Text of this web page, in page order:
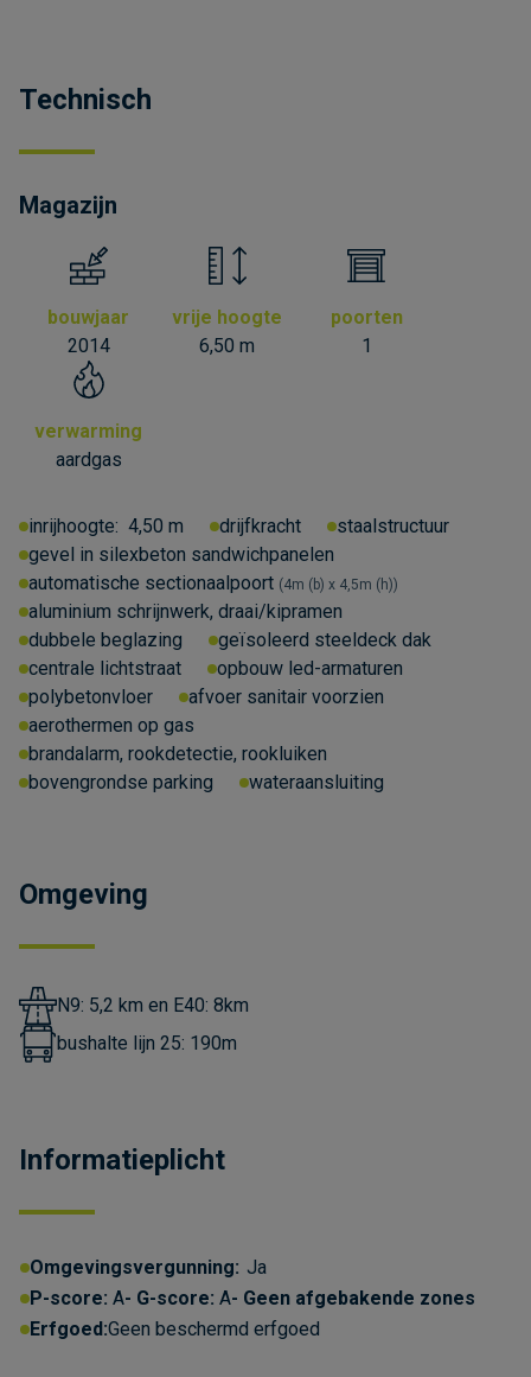
Technisch
Magazijn
bouwjaar
2014
vrije hoogte
6,50 m
poorten
1
verwarming
aardgas
inrijhoogte: 4,50 m drijfkracht
staalstructuur
gevel in silexbeton sandwichpanelen
automatische sectionaalpoort
4m (b) x 4,5m (h)
aluminium schrijnwerk, draai/kipramen
dubbele beglazing
geïsoleerd steeldeck dak
centrale lichtstraat
opbouw led-armaturen
polybetonvloer
afvoer sanitair voorzien
aerothermen op gas
brandalarm, rookdetectie, rookluiken
bovengrondse parking
wateraansluiting
Omgeving
N9: 5,2 km en E40: 8km
bushalte lijn 25: 190m
Informatieplicht
Omgevingsvergunning: Ja
P-score: A G-score: A Geen afgebakende zones
Erfgoed:Geen beschermd erfgoed
Over de cookies op deze website
We maken gebruik van cookies om gegevens
m.b.t. de prestaties en het gebruik van deze